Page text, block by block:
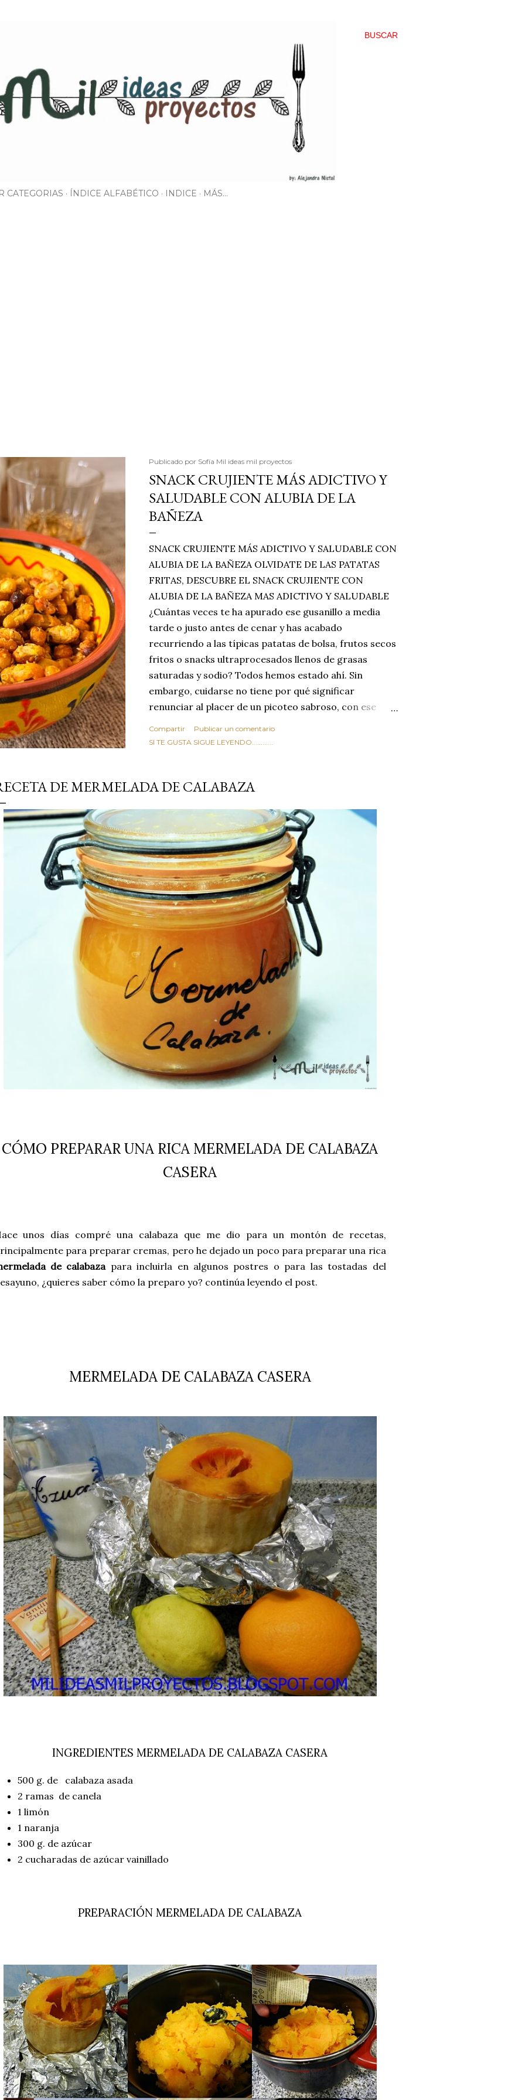
BUSCAR
CATEGORIAS ÍNDICE ALFABÉTICO INDICE MÁS…
Publicado por Sofía Mil ideas mil proyectos
SNACK CRUJIENTE MÁS ADICTIVO Y
SALUDABLE CON ALUBIA DE LA
BAÑEZA
SNACK CRUJIENTE MÁS ADICTIVO Y SALUDABLE CON
ALUBIA DE LA BAÑEZA OLVIDATE DE LAS PATATAS
FRITAS, DESCUBRE EL SNACK CRUJIENTE CON
ALUBIA DE LA BAÑEZA MAS ADICTIVO Y SALUDABLE
¿Cuántas veces te ha apurado ese gusanillo a media
tarde o justo antes de cenar y has acabado
recurriendo a las típicas patatas de bolsa, frutos secos
fritos o snacks ultraprocesados llenos de grasas
saturadas y sodio? Todos hemos estado ahí. Sin
embargo, cuidarse no tiene por qué significar
renunciar al placer de un picoteo sabroso, con ese
Estas alubias crujientes al horno van a cambiar por
tradicionales y copiosos de invierno. Con esta receta
ingrediente tan humilde como la alubia de La Bañeza
en un snack ligero, dorado, cargado de proteína y
100% natural. Es el sustituto perfecto a los frutos se...
Compartir
Publicar un comentario
SI TE GUSTA SIGUE LEYENDO............
DE MERMELADA DE CALABAZA
CÓMO PREPARAR UNA RICA MERMELADA DE CALABAZA
CASERA
unos días compré una calabaza que me dio para un montón de recetas,
para preparar cremas, pero he dejado un poco para preparar una rica
de calabazapara incluirla en algunos postres o para las tostadas del
¿quieres saber cómo la preparo yo? continúa leyendo el post.
MERMELADA DE CALABAZA CASERA
INGREDIENTES MERMELADA DE CALABAZA CASERA
500 g. de calabaza asada
2 ramas de canela
1 limón
1 naranja
300 g. de azúcar
2 cucharadas de azúcar vainillado
PREPARACIÓN MERMELADA DE CALABAZA